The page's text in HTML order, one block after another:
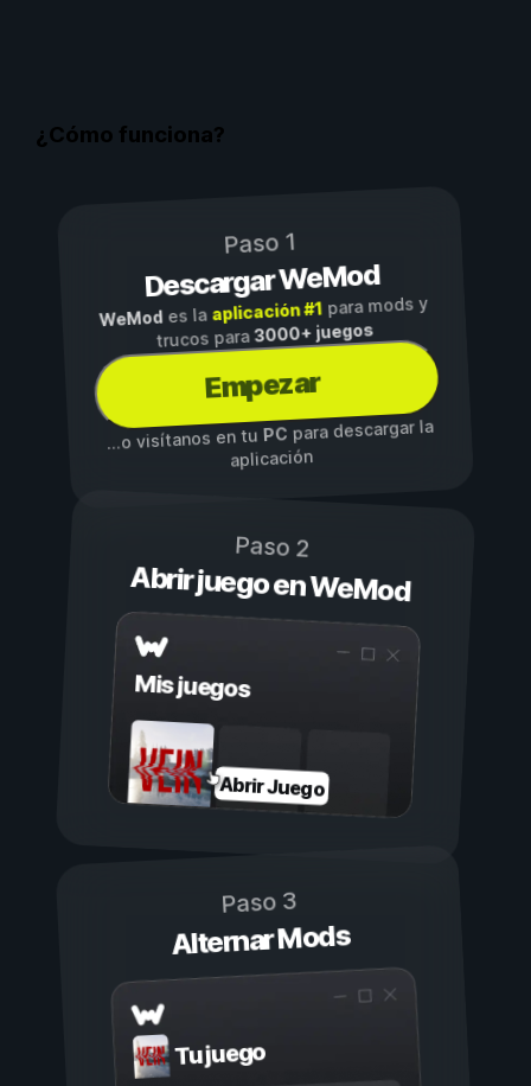
¿Cómo funciona?
Paso 1
Descargar WeMod
WeMod es la aplicación #1para mods y
trucos para3000+ juegos
Empezar
...o visítanos en tuPCpara descargar la
aplicación
Paso 2
Abrir juego en WeMod
Mis juegos
Abrir Juego
Paso 3
Alternar Mods
Tu juego